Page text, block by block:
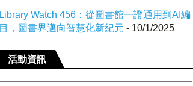
Library Watch 456：從圖書館一證通用到AI編
目，圖書界邁向智慧化新紀元 - 10/1/2025
活動資訊